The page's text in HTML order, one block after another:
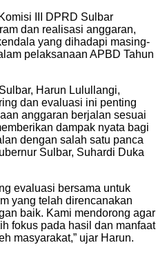
III DPRD Sulbar
dan realisasi anggaran,
yang dihadapi masing-
pelaksanaan APBD Tahun
Harun Lulullangi,
dan evaluasi ini penting
anggaran berjalan sesuai
dampak nyata bagi
dengan salah satu panca
Sulbar, Suhardi Duka
evaluasi bersama untuk
yang telah direncanakan
baik. Kami mendorong agar
fokus pada hasil dan manfaat
masyarakat,” ujar Harun.